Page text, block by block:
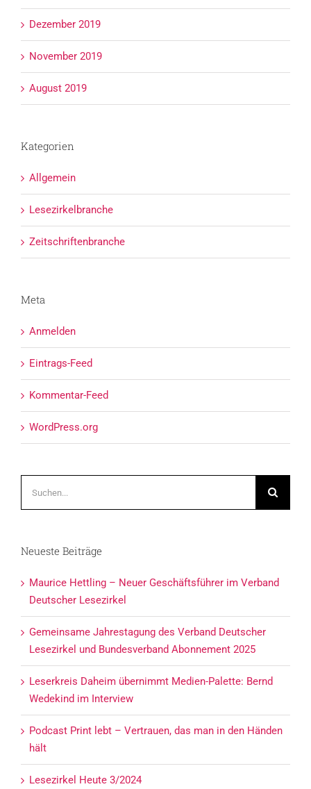
Dezember 2019
November 2019
August 2019
Kategorien
Allgemein
Lesezirkelbranche
Zeitschriftenbranche
Meta
Anmelden
Eintrags-Feed
Kommentar-Feed
WordPress.org
nach:
Neueste Beiträge
Maurice Hettling – Neuer Geschäftsführer im Verband
Deutscher Lesezirkel
Gemeinsame Jahrestagung des Verband Deutscher
Lesezirkel und Bundesverband Abonnement 2025
Leserkreis Daheim übernimmt Medien-Palette: Bernd
Wedekind im Interview
Podcast Print lebt – Vertrauen, das man in den Händen
hält
Lesezirkel Heute 3/2024